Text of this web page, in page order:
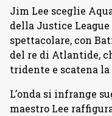
Jim Lee sceglie
della Justice League
spettacolare, con
del re di Atlantide,
tridente e scatena
L’onda si infrange
maestro Lee